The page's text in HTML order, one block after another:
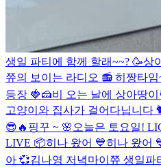
생일 파티에 함께 할래~~? 🥳상
쮸의 보이는 라디오 📻 히짱타임
등장 🍓🍰비 오는 날에 상아땅
고양이와 집사가 걸어다닙니다
😎🔥 핑꾸 ~ 🌸 오늘은 토요일!
LIVE 📦히나 왔어 💙히나 왔어
아 💞김나영 저녁마이쮸 생일파